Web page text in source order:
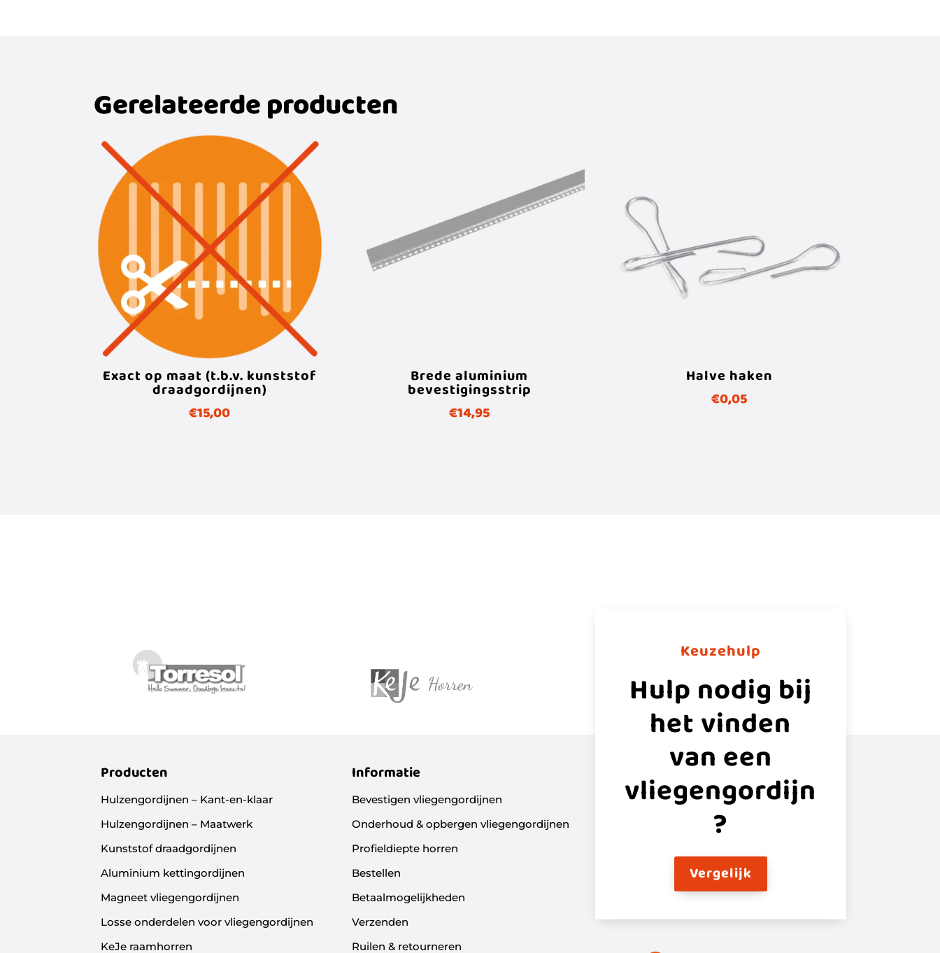
Gerelateerde producten
Exact op maat (t.b.v. kunststof
draadgordijnen)
€15,00
Brede aluminium
bevestigingsstrip
€14,95
Halve haken
€0,05
Producten
Hulzengordijnen – Kant-en-klaar
Hulzengordijnen – Maatwerk
Kunststof draadgordijnen
Aluminium kettingordijnen
Magneet vliegengordijnen
Losse onderdelen voor vliegengordijnen
KeJe raamhorren
Informatie
Bevestigen vliegengordijnen
Onderhoud & opbergen vliegengordijnen
Profieldiepte horren
Bestellen
Betaalmogelijkheden
Verzenden
Ruilen & retourneren
Keuzehulp
Hulp nodig bij
het vinden
van een
vliegengordijn
?
Vergelijk